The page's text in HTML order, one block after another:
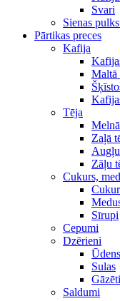
Svari
Sienas
Pārtikas preces
Kafija
Maltā
Tēja
Zaļā
Zāļu
Cukurs,
Sīrupi
Cepumi
Dzērieni
Sulas
Saldumi